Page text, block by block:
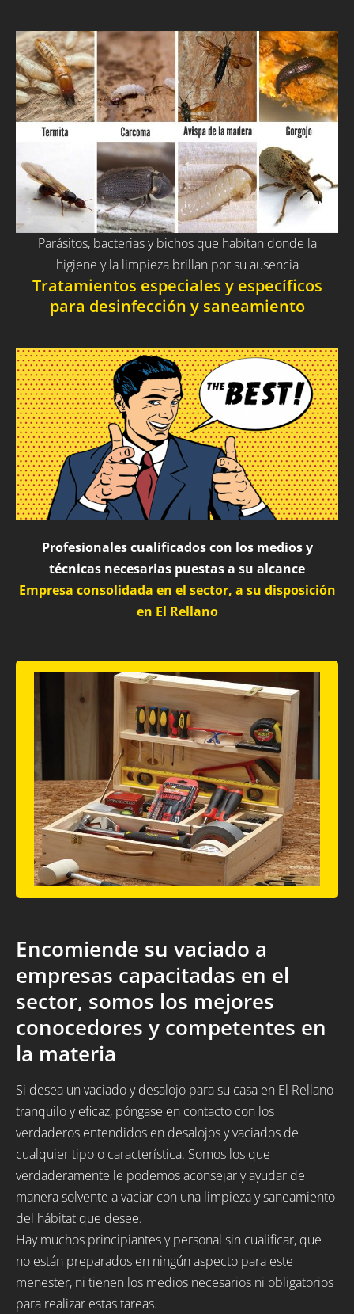
Parásitos, bacterias y bichos que habitan donde la
higiene y la limpieza brillan por su ausencia
Tratamientos especiales y específicos
para desinfección y saneamiento
Profesionales cualificados con los medios y
técnicas necesarias puestas a su alcance
Empresa consolidada en el sector, a su disposición
en El Rellano
Encomiende su vaciado a
empresas capacitadas en el
sector, somos los mejores
conocedores y competentes en
la materia
Si desea un vaciado y desalojo para su casa en El Rellano
tranquilo y eficaz, póngase en contacto con los
verdaderos entendidos en desalojos y vaciados de
cualquier tipo o característica. Somos los que
verdaderamente le podemos aconsejar y ayudar de
manera solvente a vaciar con una limpieza y saneamiento
del hábitat que desee.
Hay muchos principiantes y personal sin cualificar, que
no están preparados en ningún aspecto para este
menester, ni tienen los medios necesarios ni obligatorios
para realizar estas tareas.